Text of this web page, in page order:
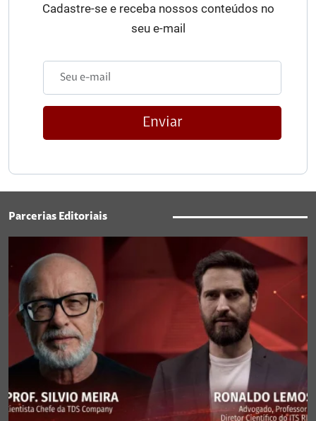
Cadastre-se e receba nossos conteúdos no
seu e-mail
Enviar
Parcerias Editoriais